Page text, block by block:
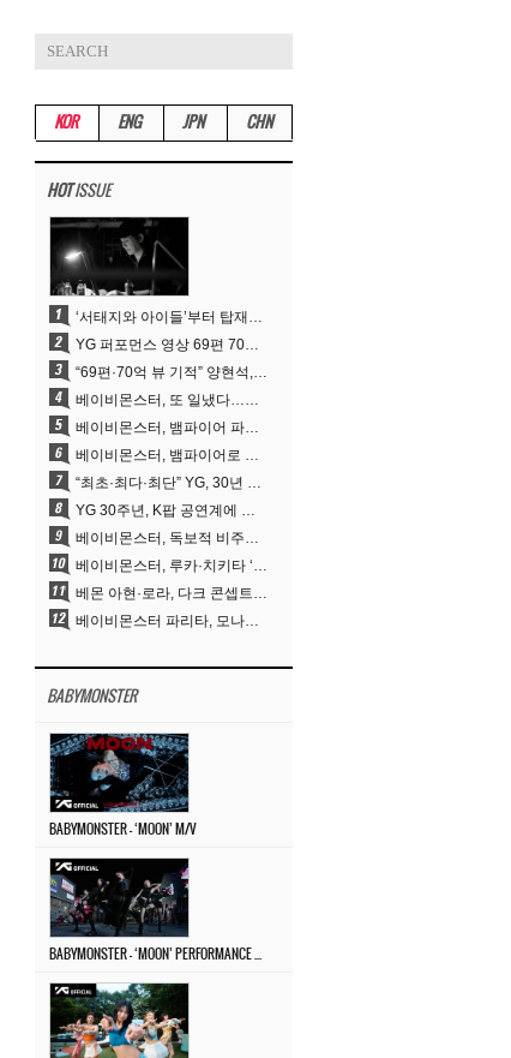
KOR ENG JPN CHN
HOTISSUE
‘서태지와 아이들’부터 탑재한 안무DNA…양현석, YG 퍼포먼스 비디오 70억 뷰 신화의 시작
YG 퍼포먼스 영상 69편 70억뷰…양현석 제작 철학 통했다
“69편·70억 뷰 기적” 양현석, YG 퍼포먼스 비디오 100% 직접 만든 이유
베이비몬스터, 또 일냈다…유튜브 월드와이드 1위
베이비몬스터, 뱀파이어 파격 변신..유튜브 트렌딩 1위 직행
베이비몬스터, 뱀파이어로 변신…‘MOON’으로 찍은 3개월 프로젝트
“최초·최다·최단” YG, 30년 뚝심이 빚어낸 K팝 투어의 새 지평
YG 30주년, K팝 공연계에 어떤 것을 남겼나
베이비몬스터, 독보적 비주얼과 압도적 소화력..’MOON’
베이비몬스터, 루카·치키타 ‘문’ 비주얼 공개…절제된 카리스마·유니크 비주얼
베몬 아현·로라, 다크 콘셉트 완벽 소화…’문’ 비주얼 포토 공개
베이비몬스터 파리타, 모나리자 눈썹도 완벽 소화‥아사와 강렬 아우라
BABYMONSTER
BABYMONSTER – ‘MOON’ M/V